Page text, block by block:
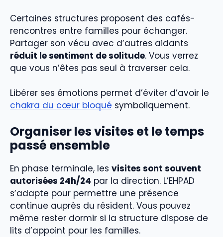
Certaines structures proposent des cafés-
rencontres entre familles pour échanger.
Partager son vécu avec d’autres aidants
réduit le sentiment de solitude. Vous verrez
que vous n’êtes pas seul à traverser cela.
Libérer ses émotions permet d’éviter d’avoir le
chakra du cœur bloqué symboliquement.
Organiser les visites et le temps
passé ensemble
En phase terminale, les visites sont souvent
autorisées 24h/24 par la direction. L’EHPAD
s’adapte pour permettre une présence
continue auprès du résident. Vous pouvez
même rester dormir si la structure dispose de
lits d’appoint pour les familles.